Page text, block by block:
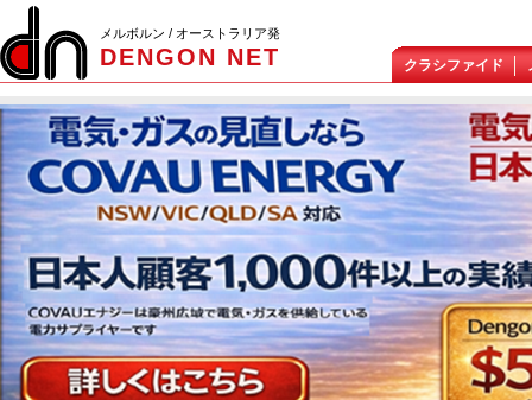
メルボルン / オーストラリア発
DENGON NET クラシファイド